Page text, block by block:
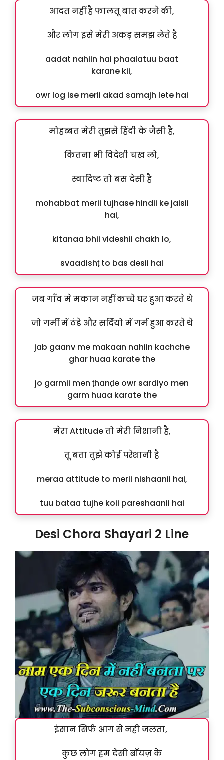
आदत नहीं है फालतू बात करने की,
और लोग इसे मेरी अकड़ समझ लेते है
aadat nahiin hai phaalatuu baat
karane kii,
owr log ise merii akad samajh lete hai
मोहब्बत मेरी तुझसे हिंदी के जैसी है,
कितना भी विदेशी चख लो,
स्वादिष्ट तो बस देसी है
mohabbat merii tujhase hindii ke jaisii
hai,
kitanaa bhii videshii chakh lo,
svaadishṭ to bas desii hai
जब गाँव मे मकान नहीं कच्चे घर हुआ करते थे
जो गर्मी में ठंडे और सर्दियो में गर्म हुआ करते थे
jab gaanv me makaan nahiin kachche
ghar huaa karate the
jo garmii men ṭhanḍe owr sardiyo men
garm huaa karate the
मेरा Attitude तो मेरी निशानी है,
तू बता तुझे कोई परेशानी है
meraa attitude to merii nishaanii hai,
tuu bataa tujhe koii pareshaanii hai
Desi Chora Shayari 2 Line
इंसान सिर्फ आग से नही जलता,
कुछ लोग हम देसी बॉयज़ के